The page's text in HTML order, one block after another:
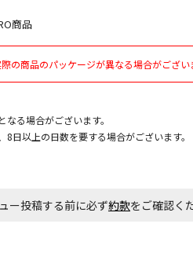
商品
商品のパッケージが異なる場合がござい
る場合がございます。
日以上の日数を要する場合がございます。
ー投稿する前に必ず約款をご確認く